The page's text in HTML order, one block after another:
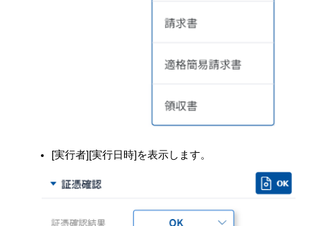
[実行者][実行日時]を表示します。